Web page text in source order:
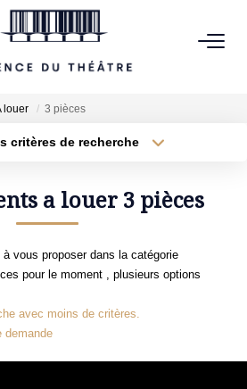
LOCATIONS
AGENCE
louer 3 pièces
critères de recherche
Localisation
Plus de critères
a louer 3 pièces
vous proposer dans la catégorie
pour le moment , plusieurs options
avec moins de critères.
demande